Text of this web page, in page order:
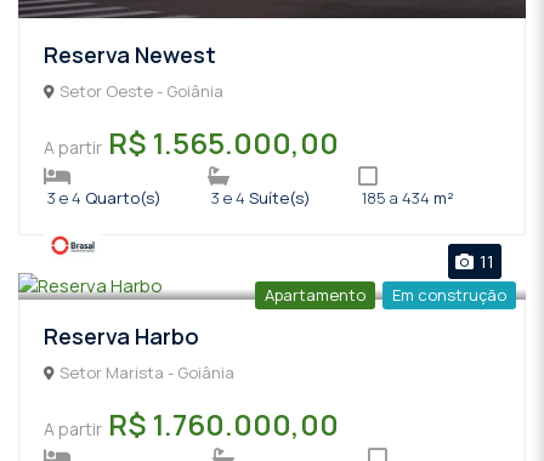
Reserva Newest
Setor Oeste - Goiânia
A partir R$ 1.565.000,00
3 e 4 Quarto(s) 3 e 4 Suíte(s) 185 a 434 m²
Apartamento Em construção
11
Reserva Harbo
Setor Marista - Goiânia
A partir R$ 1.760.000,00